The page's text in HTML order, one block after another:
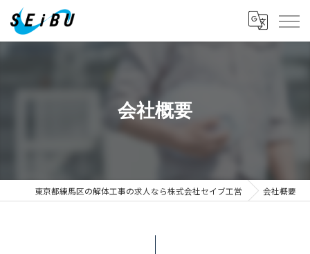
会社概要
東京都練馬区の解体工事の求人なら株式会社セイブ工営 会社概要